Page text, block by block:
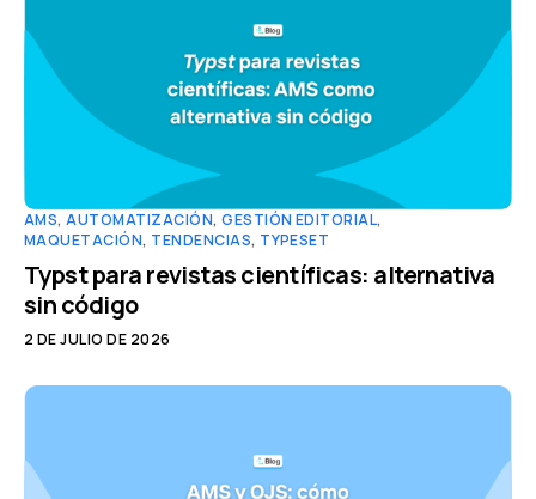
AMS,AUTOMATIZACIÓN,GESTIÓN EDITORIAL,
MAQUETACIÓN, TENDENCIAS, TYPESET
Typst para revistas científicas: alternativa
sin código
2 DE JULIO DE 2026